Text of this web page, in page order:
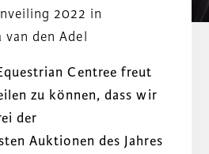
2022 in
van den Adel
Centree freut
zu können, dass wir
der
Auktionen des Jahres